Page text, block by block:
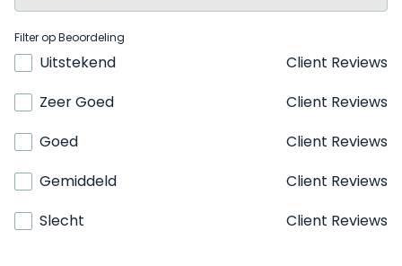
Filter op Beoordeling
Uitstekend
Client Reviews
Zeer Goed
Client Reviews
Goed
Client Reviews
Gemiddeld
Client Reviews
Slecht
Client Reviews